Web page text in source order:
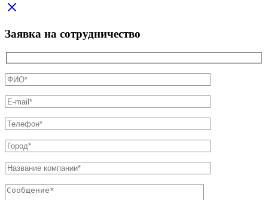
Заявка на сотрудничество